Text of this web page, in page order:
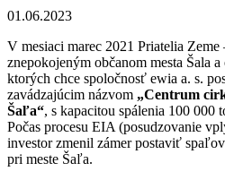
01.06.2023
V mesiaci marec 2021 Priatelia
znepokojeným občanom mesta Šala
ktorých chce spoločnosť ewia a. s.
zavádzajúcim názvom „Centrum
Šaľa“, s kapacitou spálenia 100 000
Počas procesu EIA (posudzovanie
investor zmenil zámer postaviť
pri meste Šaľa.